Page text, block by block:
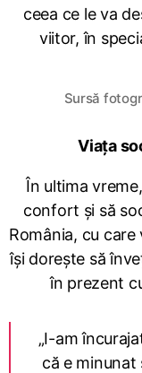
ceea ce le va
viitor, în
Sursă
Viața
În ultima
confort și să
România, cu
își dorește să
în prezent
„I-am
că e minunat